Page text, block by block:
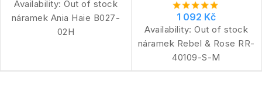
Availability: Out of stock
náramek Ania Haie B027-
02H
1 092 Kč
Availability: Out of stock
náramek Rebel & Rose RR-
40109-S-M